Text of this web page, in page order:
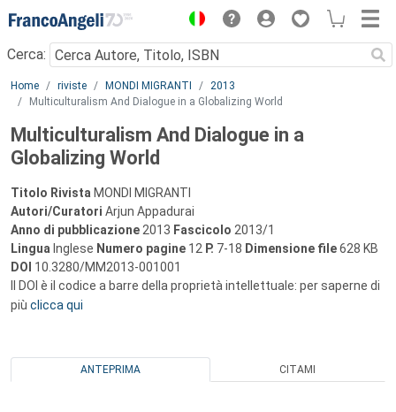
Menu
Cerca:
Main content
Home riviste MONDI MIGRANTI
2013
Multiculturalism And Dialogue in a Globalizing World
Multiculturalism And Dialogue in a
Globalizing World
Titolo Rivista MONDI MIGRANTI
Autori/Curatori Arjun Appadurai
Anno di pubblicazione 2013 Fascicolo 2013/1
Lingua Inglese Numero pagine 12 P. 7-18 Dimensione file628 KB
DOI 10.3280/MM2013-001001
Il DOI è il codice a barre della proprietà intellettuale: per saperne di
più clicca qui
ANTEPRIMA CITAMI